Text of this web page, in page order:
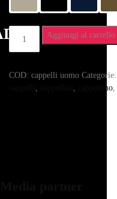
Aggiungi al carrello
COD: cappelli uomo Categorie:
, , cappellino,